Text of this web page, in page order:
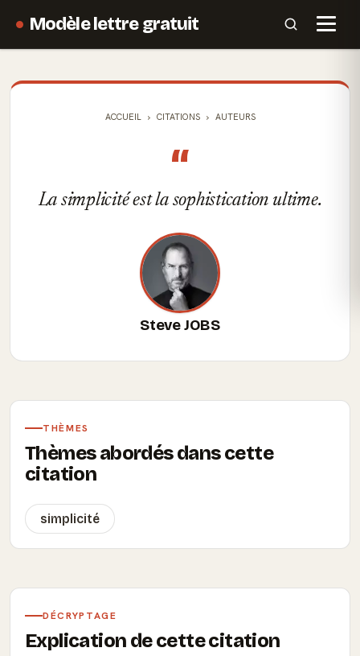
Modèle lettre gratuit
ACCUEIL CITATIONS AUTEURS
“
La simplicité est la sophistication ultime.
Steve JOBS
THÈMES
Thèmes abordés dans cette
citation
simplicité
DÉCRYPTAGE
Explication de cette citation